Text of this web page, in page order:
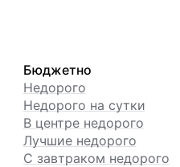
Бюджетно
Недорого
Недорого на сутки
В центре недорого
Лучшие недорого
С завтраком недорого